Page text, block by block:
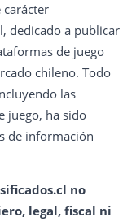
carácter
dedicado a publicar
de juego
chileno. Todo
las
juego, ha sido
de información
no
legal, fiscal ni